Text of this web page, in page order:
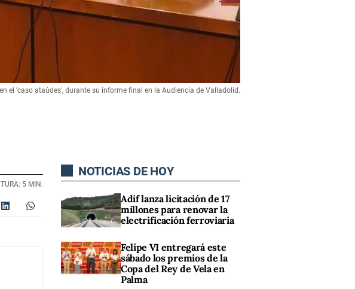
el 'caso ataúdes', durante su informe final en la Audiencia de Valladolid.
5 MIN.
NOTICIAS DE HOY
Adif lanza licitación de 17
millones para renovar la
electrificación ferroviaria
Felipe VI entregará este
sábado los premios de la
Copa del Rey de Vela en
Palma